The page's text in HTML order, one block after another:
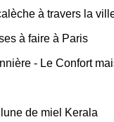
à travers la
à faire à Paris
- Le Confort
de miel Kerala